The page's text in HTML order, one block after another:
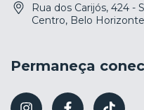
Rua dos Carijós, 424 -
Centro, Belo
Permaneça